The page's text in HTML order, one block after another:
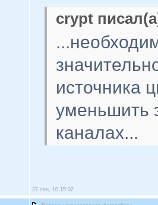
crypt
источника
уменьшить
каналах...
27 сен, 10 15:02